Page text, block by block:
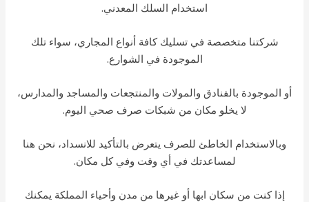
استخدام السلك المعدني.
شركتنا متخصصة في تسليك كافة أنواع المجاري، سواء تلك
الموجودة في الشوارع.
الموجودة بالفنادق والمولات والمنتجعات والمساجد والمدارس،
لا يخلو مكان من شبكات صرف صحي اليوم.
وبالاستخدام الخاطئ للصرف يتعرض بالتأكيد للانسداد، نحن هنا
لمساعدتك في أي وقت وفي كل مكان.
إذا كنت من سكان ابها أو غيرها من مدن وأحياء المملكة يمكنك